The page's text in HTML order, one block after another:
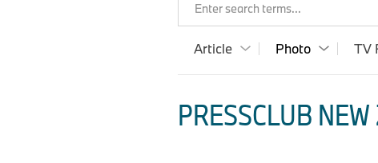
Enter search terms...
Article Photo TV
PRESSCLUB